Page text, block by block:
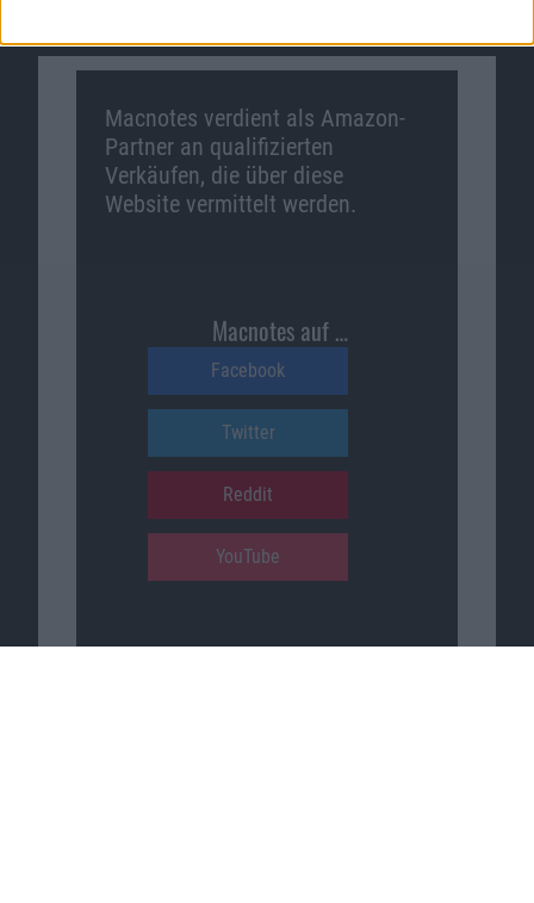
Macnotes verdient als Amazon-
Partner an qualifizierten
Verkäufen, die über diese
Website vermittelt werden.
Macnotes auf …
Facebook
Twitter
Reddit
YouTube